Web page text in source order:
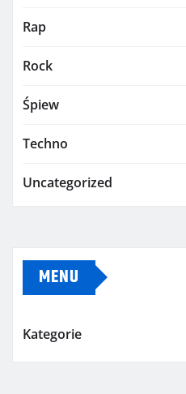
Rap
Rock
Śpiew
Techno
Uncategorized
MENU
Kategorie